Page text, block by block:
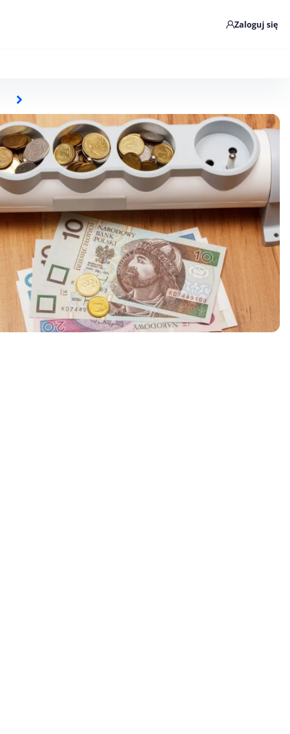
Zaloguj się